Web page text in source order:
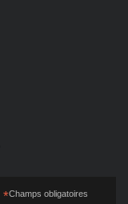
*Champs obligatoires